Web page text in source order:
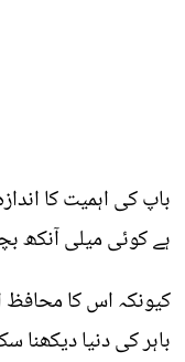
باپ کی اہمیت کا
ہے کوئی میلی آنکھ
کیونکہ اس کا محافظ
باہر کی دنیا دیکھنا